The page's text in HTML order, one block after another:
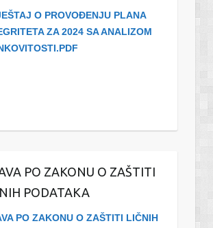
KVARTA
MJESECI
O PROVOĐENJU PLANA
ZA 2024 SA ANALIZOM
PO ZAKONU O ZAŠTITI
PODATAKA
PO ZAKONU O ZAŠTITI LIČNIH